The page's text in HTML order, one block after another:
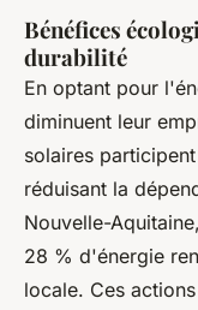
Bénéfices
durabilité
En optant pour
diminuent leur
solaires
réduisant la
Nouvelle-
28 % d'énergie
locale. Ces